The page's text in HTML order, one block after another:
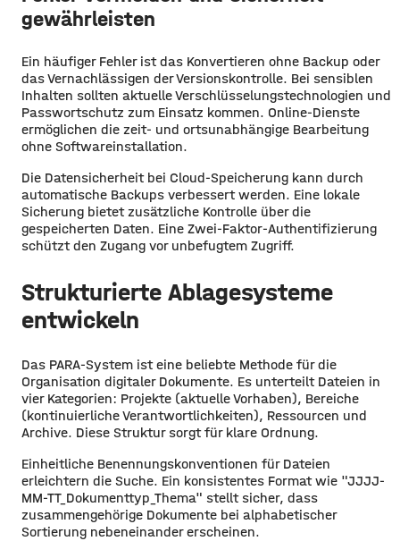
gewährleisten
Ein häufiger Fehler ist das Konvertieren ohne Backup oder
das Vernachlässigen der Versionskontrolle. Bei sensiblen
Inhalten sollten aktuelle Verschlüsselungstechnologien und
Passwortschutz zum Einsatz kommen. Online-Dienste
ermöglichen die zeit- und ortsunabhängige Bearbeitung
ohne Softwareinstallation.
Die Datensicherheit bei Cloud-Speicherung kann durch
automatische Backups verbessert werden. Eine lokale
Sicherung bietet zusätzliche Kontrolle über die
gespeicherten Daten. Eine Zwei-Faktor-Authentifizierung
schützt den Zugang vor unbefugtem Zugriff.
Strukturierte Ablagesysteme
entwickeln
Das PARA-System ist eine beliebte Methode für die
Organisation digitaler Dokumente. Es unterteilt Dateien in
vier Kategorien: Projekte (aktuelle Vorhaben), Bereiche
(kontinuierliche Verantwortlichkeiten), Ressourcen und
Archive. Diese Struktur sorgt für klare Ordnung.
Einheitliche Benennungskonventionen für Dateien
erleichtern die Suche. Ein konsistentes Format wie "JJJJ-
MM-TT_Dokumenttyp_Thema" stellt sicher, dass
zusammengehörige Dokumente bei alphabetischer
Sortierung nebeneinander erscheinen.